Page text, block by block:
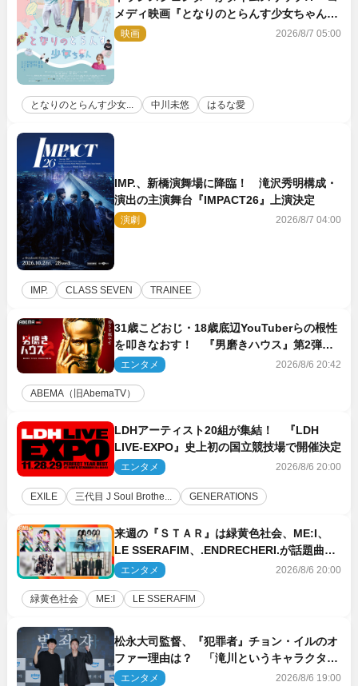
メディ映画『となりのとらんす少女ちゃん』
11.7公開決定
映画 2026/8/7 05:00
となりのとらんす少女... 中川未悠 はるな愛
IMP.、新橋演舞場に降臨！ 滝沢秀明構成・
演出の主演舞台『IMPACT26』上演決定
演劇 2026/8/7 04:00
IMP. CLASS SEVEN TRAINEE
31歳こどおじ・18歳底辺YouTuberらの根性
を叩きなおす！ 『男磨きハウス』第2弾コ
ーチ陣発表
エンタメ 2026/8/6 20:42
ABEMA（旧AbemaTV）
LDHアーティスト20組が集結！ 『LDH
LIVE‐EXPO』史上初の国立競技場で開催決定
エンタメ 2026/8/6 20:00
EXILE 三代目 J Soul Brothe... GENERATIONS
来週の『ＳＴＡＲ』は緑黄色社会、ME:I、
LE SSERAFIM、.ENDRECHERI.が話題曲を
パフォーマンス！
エンタメ 2026/8/6 20:00
緑黄色社会 ME:I LE SSERAFIM
松永大司監督、『犯罪者』チョン・イルのオ
ファー理由は？ 「滝川というキャラクター
に出会えたことは本当に運が良かった」
エンタメ 2026/8/6 19:00